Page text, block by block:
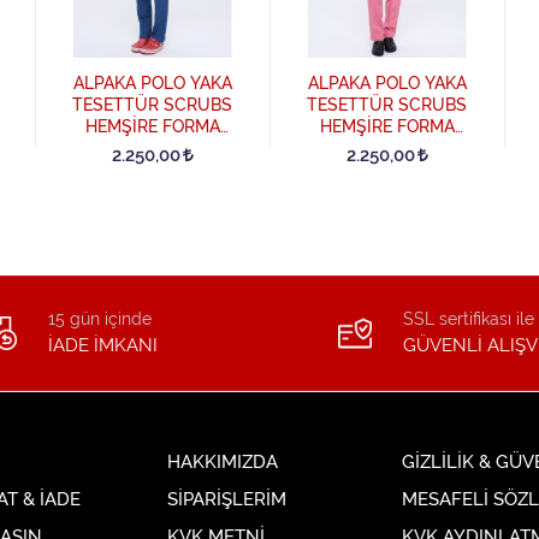
ALPAKA POLO YAKA
TESETTÜR SCRUBS
HEMŞİRE FORMA
TAKIM - Petrol Mavisi
2.250,00
ALPAKA POLO YAKA
TESETTÜR SCRUBS
HEMŞİRE FORMA
TAKIM - Koyu Pembe
2.250,00
15 gün içinde
İADE İMKANI
SSL sertifikası ile
GÜVENLİ
HAKKIMIZDA
GİZLİLİK &
& İADE
SİPARİŞLERİM
MESAFELİ